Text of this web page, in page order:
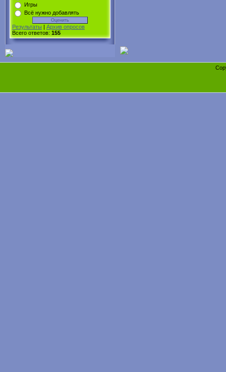
Игры
Всё нужно добавлять
Результаты | Архив опросов
Всего ответов: 155